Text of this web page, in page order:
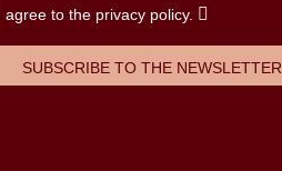
agree to the privacy policy.
SUBSCRIBE TO THE NEWSLETTER